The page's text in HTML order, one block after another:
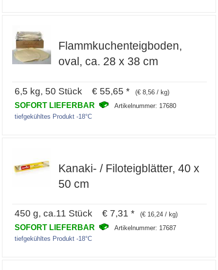
Flammkuchenteigboden,
oval, ca. 28 x 38 cm
6,5 kg, 50 Stück € 55,65 * (€ 8,56 / kg)
SOFORT LIEFERBAR
Artikelnummer: 17680
tiefgekühltes Produkt -18°C
Kanaki- / Filoteigblätter, 40 x
50 cm
450 g, ca.11 Stück € 7,31 * (€ 16,24 / kg)
SOFORT LIEFERBAR
Artikelnummer: 17687
tiefgekühltes Produkt -18°C